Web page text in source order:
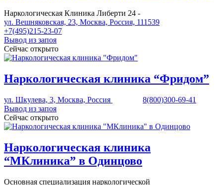
Наркологическая Клиника Либерти 24 -
ул. Вешняковская, 23, Москва, Россия, 111539
+7(495)215-23-07
Вывод из запоя
Сейчас открыто
Наркологическая клиника “Фридом”
ул. Шкулева, 3, Москва, Россия
8(800)300-69-41
Вывод из запоя
Сейчас открыто
Наркологическая клиника
“МКлиника” в Одинцово
Основная специализация наркологической